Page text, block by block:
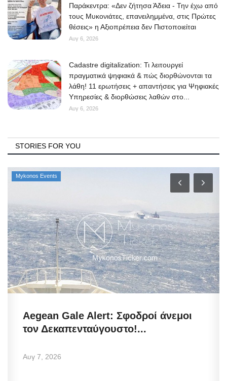
Παράκεντρα: «Δεν ζήτησα Άδεια - Την έχω από
τους Μυκονιάτες, επανειλημμένα, στις Πρώτες
θέσεις» η Αξιοπρέπεια δεν Πιστοποιείται
Αυγ 6, 2026
Cadastre digitalization: Τι λειτουργεί
πραγματικά ψηφιακά & πώς διορθώνονται τα
λάθη! 11 ερωτήσεις + απαντήσεις για Ψηφιακές
Υπηρεσίες & διορθώσεις λαθών στο...
Αυγ 6, 2026
STORIES FOR YOU
Mykonos Events
Aegean Gale Alert: Σφοδροί άνεμοι
τον Δεκαπενταύγουστο!...
Αυγ 7, 2026